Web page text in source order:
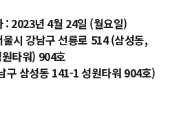
: 2023년 4월 24일 (월요일)
시 강남구 선릉로 514 (삼성동,
타워) 904호
구 삼성동 141-1 성원타워 904호)